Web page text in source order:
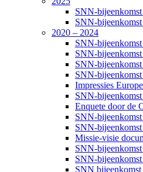
SNN-
SNN-
2020 – 2024
SNN-
SNN-
SNN-
SNN-
Impressies
SNN-
Enquete door de
SNN-
SNN-
Missie-visie
SNN-
SNN-
SNN